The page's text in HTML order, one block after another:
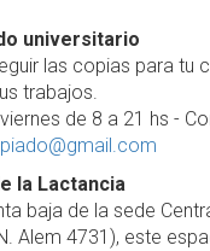
universitario
las copias para tu
trabajos.
de 8 a 21 hs -
la Lactancia
baja de la sede
Alem 4731), este